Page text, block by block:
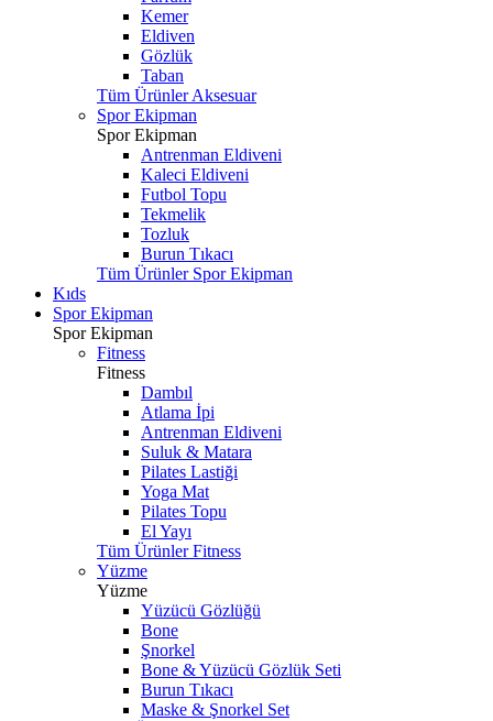
Kemer
Eldiven
Gözlük
Taban
Tüm Ürünler Aksesuar
Spor Ekipman
Spor Ekipman
Antrenman Eldiveni
Kaleci Eldiveni
Futbol Topu
Tekmelik
Tozluk
Burun Tıkacı
Tüm Ürünler Spor Ekipman
Kıds
Spor Ekipman
Spor Ekipman
Fitness
Fitness
Dambıl
Atlama İpi
Antrenman Eldiveni
Suluk & Matara
Pilates Lastiği
Yoga Mat
Pilates Topu
El Yayı
Tüm Ürünler Fitness
Yüzme
Yüzme
Yüzücü Gözlüğü
Bone
Şnorkel
Bone & Yüzücü Gözlük Seti
Burun Tıkacı
Maske & Şnorkel Set